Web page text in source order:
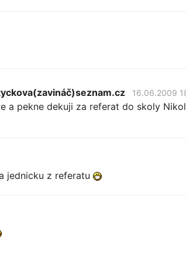
16.06.2009
a pekne dekuji za referat do skoly
jednicku z referatu